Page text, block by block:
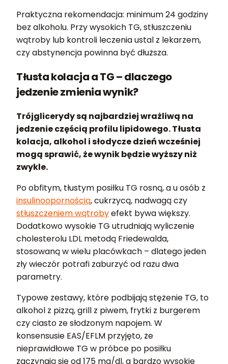
Praktyczna rekomendacja: minimum 24 godziny
bez alkoholu. Przy wysokich TG, stłuszczeniu
wątroby lub kontroli leczenia ustal z lekarzem,
czy abstynencja powinna być dłuższa.
Tłusta kolacja a TG – dlaczego
jedzenie zmienia wynik?
Trójglicerydy są najbardziej wrażliwą na
jedzenie częścią profilu lipidowego. Tłusta
kolacja, alkohol i słodycze dzień wcześniej
mogą sprawić, że wynik będzie wyższy niż
zwykle.
Po obfitym, tłustym posiłku TG rosną, a u osób z
insulinoopornością, cukrzycą, nadwagą czy
stłuszczeniem wątrobyefekt bywa większy.
Dodatkowo wysokie TG utrudniają wyliczenie
cholesterolu LDL metodą Friedewalda,
stosowaną w wielu placówkach – dlatego jeden
zły wieczór potrafi zaburzyć od razu dwa
parametry.
Typowe zestawy, które podbijają stężenie TG, to
alkohol z pizzą, grill z piwem, frytki z burgerem
czy ciasto ze słodzonym napojem. W
konsensusie EAS/EFLM przyjęto, że
nieprawidłowe TG w próbce po posiłku
zaczynają się od 175 mg/dl, a bardzo wysokie